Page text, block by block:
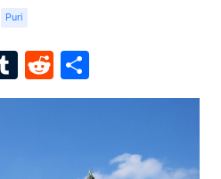
Puri
Tumblr
Reddit